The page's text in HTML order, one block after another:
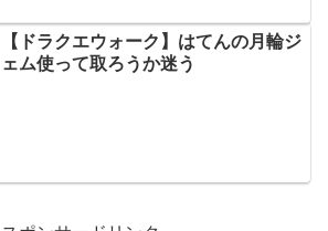
【ドラクエウォーク】はてんの月輪ジ
ェム使って取ろうか迷う